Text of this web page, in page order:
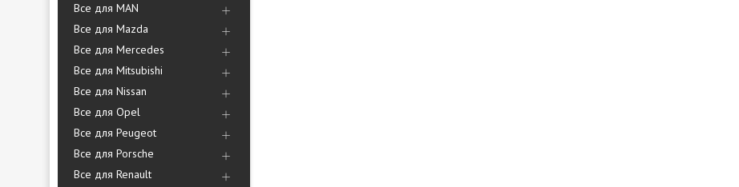
Все для MAN
Все для Mazda
Все для Mercedes
Все для Mitsubishi
Все для Nissan
Все для Opel
Все для Peugeot
Все для Porsche
Все для Renault